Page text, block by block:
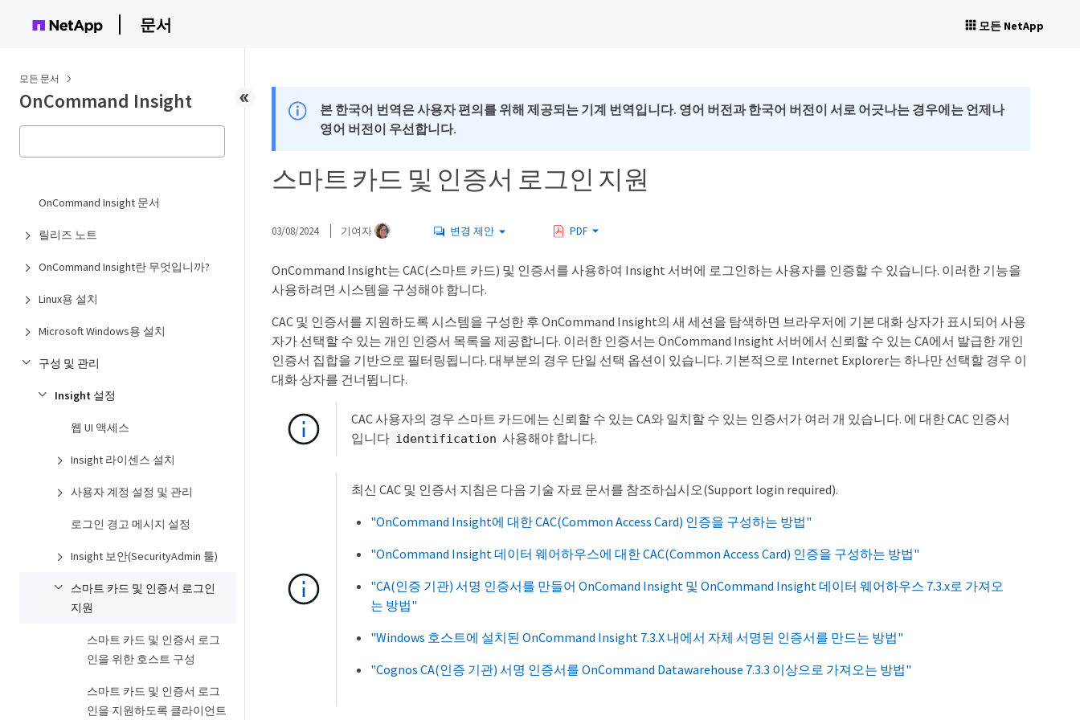
문서 모든 NetApp
모든 문서
OnCommand Insight
OnCommand Insight 문서
릴리즈 노트
OnCommand Insight란 무엇입니까?
Linux용 설치
Microsoft Windows용 설치
구성 및 관리
Insight 설정
웹 UI 액세스
Insight 라이센스 설치
사용자 계정 설정 및 관리
로그인 경고 메시지 설정
Insight 보안(SecurityAdmin 툴)
스마트 카드 및 인증서 로그인
지원
스마트 카드 및 인증서 로그
인을 위한 호스트 구성
스마트 카드 및 인증서 로그
인을 지원하도록 클라이언트
본 한국어 번역은 사용자 편의를 위해 제공되는 기계 번역입니다. 영어 버전과 한국어 버전이 서로 어긋나는 경우에는 언제나
영어 버전이 우선합니다.
스마트 카드 및 인증서 로그인 지원
03/08/2024 기여자 변경 제안 PDF
OnCommand Insight는 CAC(스마트 카드) 및 인증서를 사용하여 Insight 서버에 로그인하는 사용자를 인증할 수 있습니다. 이러한 기능을
사용하려면 시스템을 구성해야 합니다.
CAC 및 인증서를 지원하도록 시스템을 구성한 후 OnCommand Insight의 새 세션을 탐색하면 브라우저에 기본 대화 상자가 표시되어 사용
자가 선택할 수 있는 개인 인증서 목록을 제공합니다. 이러한 인증서는 OnCommand Insight 서버에서 신뢰할 수 있는 CA에서 발급한 개인
인증서 집합을 기반으로 필터링됩니다. 대부분의 경우 단일 선택 옵션이 있습니다. 기본적으로 Internet Explorer는 하나만 선택할 경우 이
대화 상자를 건너뜁니다.
CAC 사용자의 경우 스마트 카드에는 신뢰할 수 있는 CA와 일치할 수 있는 인증서가 여러 개 있습니다. 에 대한 CAC 인증서
입니다 identification 사용해야 합니다.
최신 CAC 및 인증서 지침은 다음 기술 자료 문서를 참조하십시오(Support login required).
"OnCommand Insight에 대한 CAC(Common Access Card) 인증을 구성하는 방법"
"OnCommand Insight 데이터 웨어하우스에 대한 CAC(Common Access Card) 인증을 구성하는 방법"
"CA(인증 기관) 서명 인증서를 만들어 OnComand Insight 및 OnCommand Insight 데이터 웨어하우스 7.3.x로 가져오
는 방법"
"Windows 호스트에 설치된 OnCommand Insight 7.3.X 내에서 자체 서명된 인증서를 만드는 방법"
"Cognos CA(인증 기관) 서명 인증서를 OnCommand Datawarehouse 7.3.3 이상으로 가져오는 방법"